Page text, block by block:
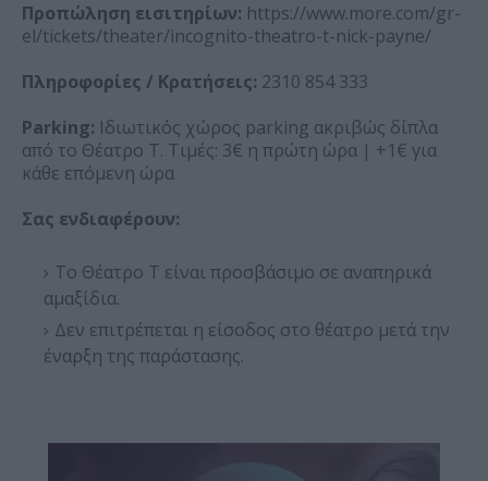
Προπώληση εισιτηρίων: https://www.more.com/gr-
el/tickets/theater/incognito-theatro-t-nick-payne/
Πληροφορίες / Κρατήσεις: 2310 854 333
Parking: Ιδιωτικός χώρος parking ακριβώς δίπλα
από το Θέατρο Τ. Τιμές: 3€ η πρώτη ώρα | +1€ για
κάθε επόμενη ώρα
Σας ενδιαφέρουν:
Το Θέατρο Τ είναι προσβάσιμο σε αναπηρικά
αμαξίδια.
Δεν επιτρέπεται η είσοδος στο θέατρο μετά την
έναρξη της παράστασης.